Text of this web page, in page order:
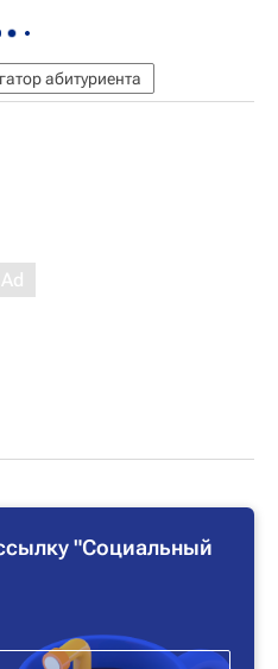
абитуриента
"Социальный